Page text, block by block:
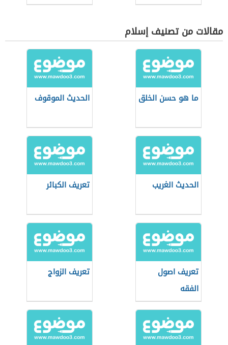
مقالات من تصنيف إسلام
ما هو حسن الخلق الحديث الموقوف
الحديث الغريب تعريف الكبائر
تعريف اصول
الفقه
تعريف الزواج